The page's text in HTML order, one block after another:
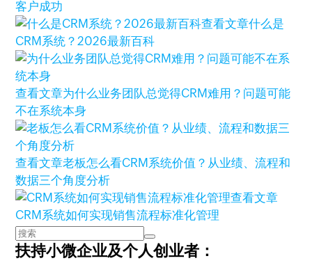
客户成功
查看文章什么是
CRM系统？2026最新百科
查看文章为什么业务团队总觉得CRM难用？问题可能
不在系统本身
查看文章老板怎么看CRM系统价值？从业绩、流程和
数据三个角度分析
查看文章
CRM系统如何实现销售流程标准化管理
扶持小微企业及个人创业者：